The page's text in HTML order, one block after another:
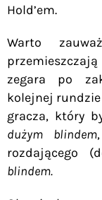
Hold’em.
Warto
zegara po
kolejnej rundzie
gracza, który
dużym blindem
rozdającego
blindem.